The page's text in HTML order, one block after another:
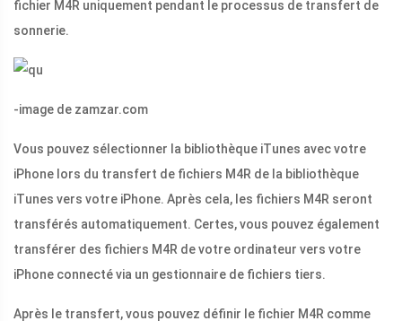
fichier M4R uniquement pendant le processus de transfert de
sonnerie.
-image de zamzar.com
Vous pouvez sélectionner la bibliothèque iTunes avec votre
iPhone lors du transfert de fichiers M4R de la bibliothèque
iTunes vers votre iPhone. Après cela, les fichiers M4R seront
transférés automatiquement. Certes, vous pouvez également
transférer des fichiers M4R de votre ordinateur vers votre
iPhone connecté via un gestionnaire de fichiers tiers.
Après le transfert, vous pouvez définir le fichier M4R comme